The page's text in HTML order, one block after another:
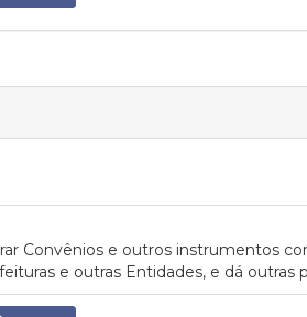
Convênios e outros instrumentos
e outras Entidades, e dá outras